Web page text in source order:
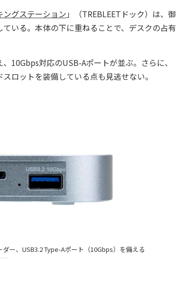
グステーション 」（TREBLEETドック）は、御
いる。本体の下に重ねることで、デスクの占有
対応のUSB-Aポートが並ぶ。さらに、
ロットを装備している点も見逃せない。
ー、USB3.2 Type-Aポート（10Gbps）を備える